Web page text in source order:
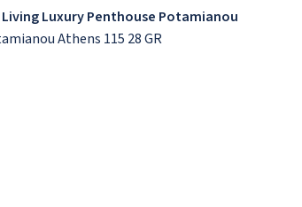
Living Luxury Penthouse Potamianou
Athens 115 28 GR